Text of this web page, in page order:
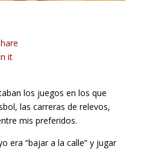
it
los juegos en los que
las carreras de relevos,
mis preferidos.
era “bajar a la calle” y jugar